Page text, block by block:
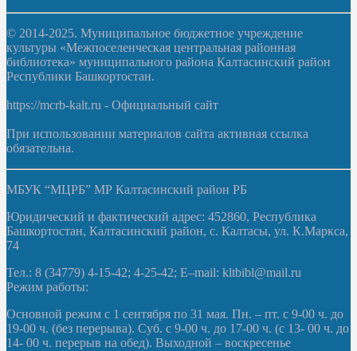
© 2014-2025. Муниципальное бюджетное учреждение
культуры «Межпоселенческая центральная районная
библиотека» муниципального района Калтасинский район
Республики Башкортостан.
https://mcrb-kalt.ru - Официальный сайт
При использовании материалов сайта активная ссылка
обязательна.
МБУК “МЦРБ” МР Калтасинский район РБ
Юридический и фактический адрес: 452860, Республика
Башкортостан, Калтасинский район, с. Калтасы, ул. К.Маркса,
74
Тел.: 8 (34779) 4-15-42; 4-25-42; E–mail: kltbibl@mail.ru
Режим работы:
Основной режим с 1 сентября по 31 мая. Пн. – пт. с 9-00 ч. до
19-00 ч. (без перерыва). Суб. с 9-00 ч. до 17-00 ч. (с 13- 00 ч. до
14- 00 ч. перерыв на обед). Выходной – воскресенье